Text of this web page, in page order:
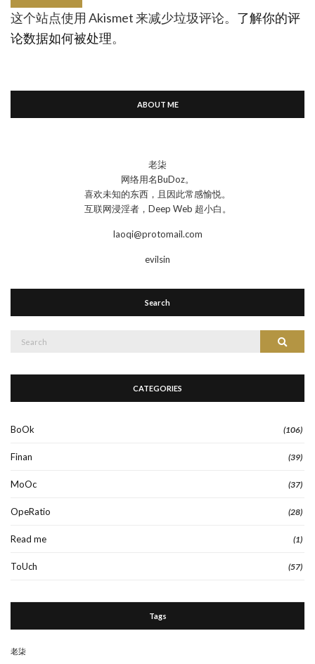
这个站点使用 Akismet 来减少垃圾评论。 了解你的评
论数据如何被处理。
ABOUT ME
老柒
网络用名BuDoz。
喜欢未知的东西，且因此常感愉悦。
互联网浸淫者，Deep Web 超小白。
laoqi@protomail.com
evilsin
Search
Search
CATEGORIES
BoOk (106)
Finan (39)
MoOc (37)
OpeRatio (28)
Read me (1)
ToUch (57)
Tags
老柒